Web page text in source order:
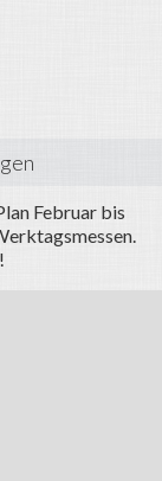
Februar bis